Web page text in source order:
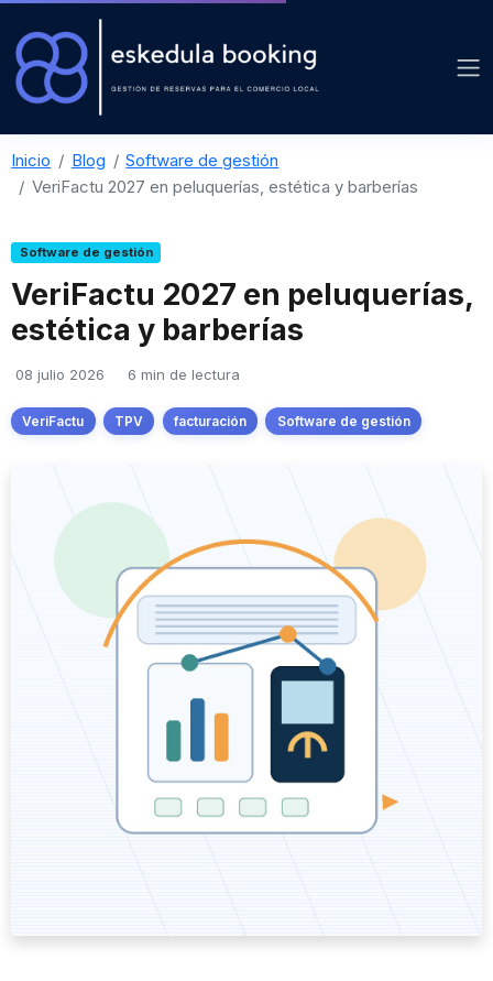
Inicio Blog
Software de gestión
VeriFactu 2027 en peluquerías, estética y barberías
Software de gestión
VeriFactu 2027 en peluquerías,
estética y barberías
08 julio 2026 6 min de lectura
VeriFactu TPV facturación Software de gestión